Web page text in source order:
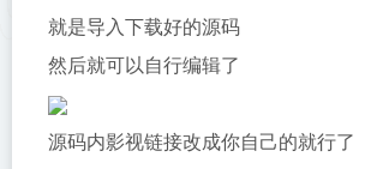
就是导入下载好的源码
然后就可以自行编辑了
源码内影视链接改成你自己的就行了